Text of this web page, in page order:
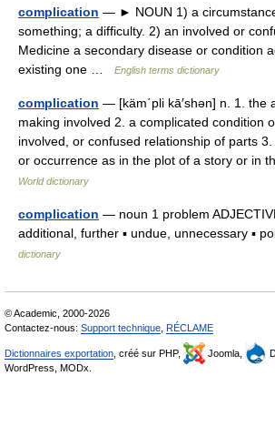
complication — ► NOUN 1) a
something; a difficulty. 2) an involved or
Medicine a secondary disease or condition
existing one …
English terms dictionary
complication — [käm΄pli kā′shən] n. 1. the
making involved 2. a complicated condition
involved, or confused relationship of parts
or occurrence as in the plot of a story or in
World dictionary
complication — noun 1 problem
additional, further ▪ undue, unnecessary ▪
dictionary
© Academic, 2000-2026
Contactez-nous: Support technique RÉCLAME
Dictionnaires exportation , créé sur PHP, Joomla,
WordPress, MODx.